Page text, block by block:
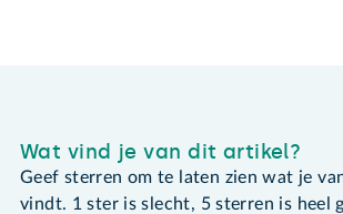
Wat vind je van dit artikel?
Geef sterren om te laten zien wat je
vindt. 1 ster is slecht, 5 sterren is heel